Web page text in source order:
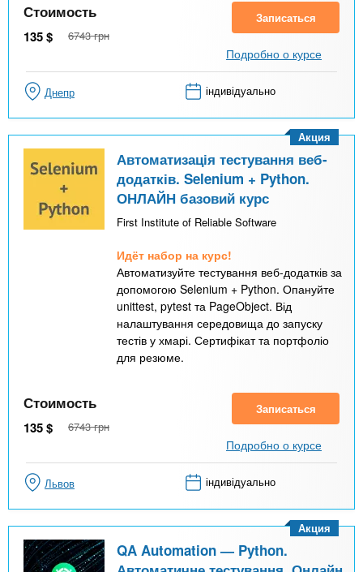
Стоимость
135$ 6743 грн
Записаться
Подробно о курсе
Днепр індивідуально
Автоматизація тестування веб-
додатків. Selenium + Python.
ОНЛАЙН базовий курс
First Institute of Reliable Software
Идёт набор на курс!
Автоматизуйте тестування веб-додатків за
допомогою Selenium + Python. Опануйте
unittest, pytest та PageObject. Від
налаштування середовища до запуску
тестів у хмарі. Сертифікат та портфоліо
для резюме.
Акция
Стоимость
135$ 6743 грн
Записаться
Подробно о курсе
Львов індивідуально
QA Automation — Python.
Акция